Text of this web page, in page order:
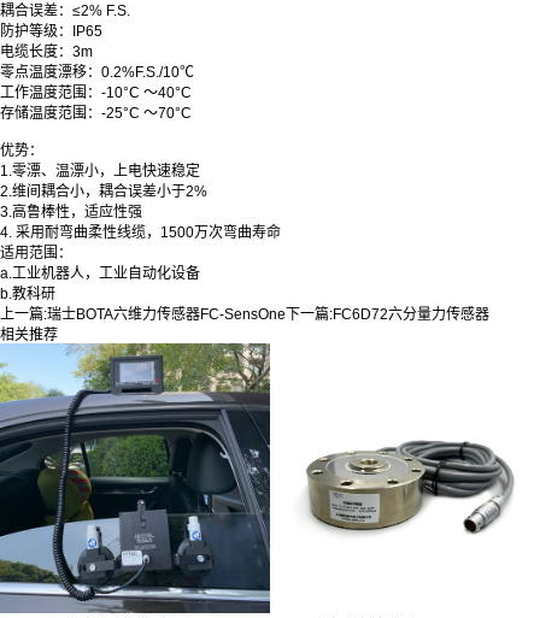
耦合误差： ≤2% F.S.
防护等级 ：
IP65
电缆长度： 3m
零点温度漂移： 0.2%F.S./10℃
工作温度范围 ： -10°C ～40°C
存储温度范围 ： -25°C ～70°C
优势：
1.零漂、温漂小，上电快速稳定
2.维间耦合小，耦合误差小于2%
3.高鲁棒性，适应性强
4. 采用耐弯曲柔性线缆，1500万次弯曲寿命
适用范围：
a.工业机器人，工业自动化设备
b.教科研
上一篇:瑞士BOTA六维力传感器FC-SensOne 下一篇:FC6D72六分量力传感器
相关推荐